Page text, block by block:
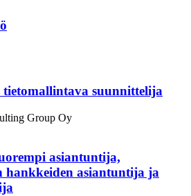
suunnittelija
Group Oy
asiantuntija,
hankkeiden asiantuntija ja